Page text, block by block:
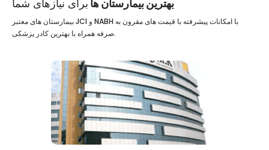
بهترین بیمارستان ها برای نیازهای شما
بیمارستان های معتبر JCI و NABH با امکانات پیشرفته با قیمت های مقرون به
صرفه همراه با بهترین کادر پزشکی.